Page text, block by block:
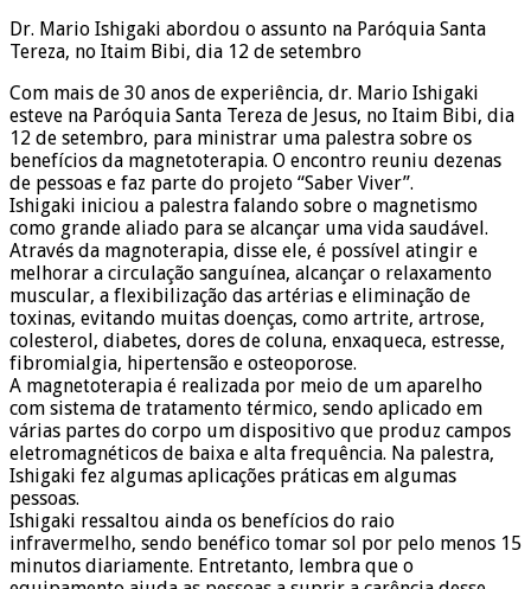
Dr. Mario Ishigaki abordou o assunto na Paróquia Santa
Tereza, no Itaim Bibi, dia 12 de setembro
Com mais de 30 anos de experiência, dr. Mario Ishigaki
esteve na Paróquia Santa Tereza de Jesus, no Itaim Bibi, dia
12 de setembro, para ministrar uma palestra sobre os
benefícios da magnetoterapia. O encontro reuniu dezenas
de pessoas e faz parte do projeto “Saber Viver”.
Ishigaki iniciou a palestra falando sobre o magnetismo
como grande aliado para se alcançar uma vida saudável.
Através da magnoterapia, disse ele, é possível atingir e
melhorar a circulação sanguínea, alcançar o relaxamento
muscular, a flexibilização das artérias e eliminação de
toxinas, evitando muitas doenças, como artrite, artrose,
colesterol, diabetes, dores de coluna, enxaqueca, estresse,
fibromialgia, hipertensão e osteoporose.
A magnetoterapia é realizada por meio de um aparelho
com sistema de tratamento térmico, sendo aplicado em
várias partes do corpo um dispositivo que produz campos
eletromagnéticos de baixa e alta frequência. Na palestra,
Ishigaki fez algumas aplicações práticas em algumas
pessoas.
Ishigaki ressaltou ainda os benefícios do raio
infravermelho, sendo benéfico tomar sol por pelo menos 15
minutos diariamente. Entretanto, lembra que o